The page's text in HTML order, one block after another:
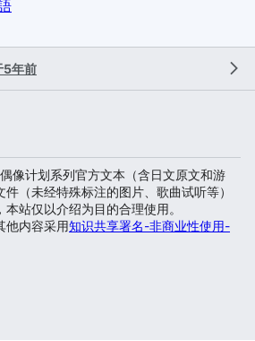
5年前
像计划系列官方文本（含日文原文和游
（未经特殊标注的图片、歌曲试听等）
站仅以介绍为目的合理使用。
他内容采用知识共享署名-非商业性使用-